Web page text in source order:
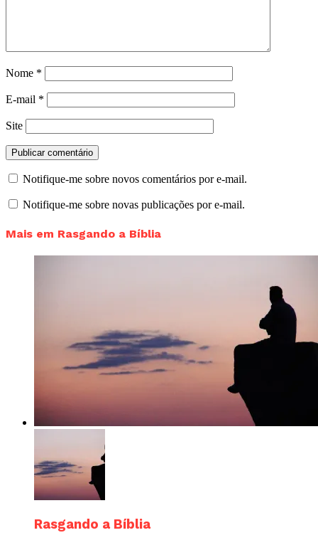
Nome *
E-mail *
Site
Notifique-me sobre novos comentários por e-mail.
Notifique-me sobre novas publicações por e-mail.
Mais em Rasgando a Bíblia
Rasgando a Bíblia